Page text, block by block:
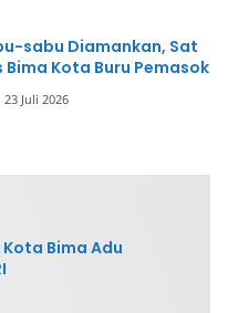
sabu Diamankan, Sat
Kota Buru Pemasok
23 Juli 2026
Bima Adu